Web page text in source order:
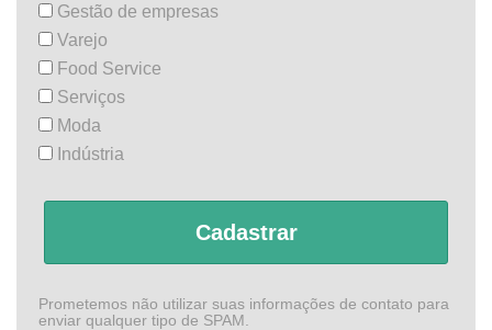
Gestão de empresas
Varejo
Food Service
Serviços
Moda
Indústria
Cadastrar
Prometemos não utilizar suas informações de contato para
enviar qualquer tipo de SPAM.